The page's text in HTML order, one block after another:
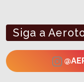
Siga a